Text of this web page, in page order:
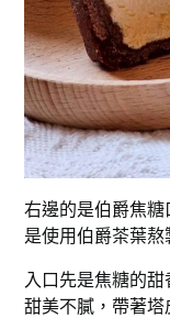
右邊的是伯爵焦
是使用伯爵茶葉熬
入口先是焦糖的
甜美不膩，帶著塔